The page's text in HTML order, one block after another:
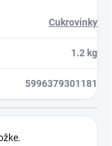
Cukrovinky
1.2 kg
5996379301181